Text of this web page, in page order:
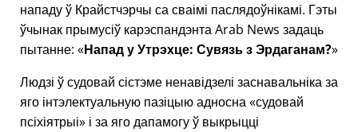
нападу ў Крайстчэрчы са сваімі паслядоўнікамі. Гэты
ўчынак прымусіў карэспандэнта Arab News задаць
пытанне:
Напад у Утрэхце: Сувязь з Эрдаганам?
Людзі ў судовай сістэме ненавідзелі заснавальніка за
яго інтэлектуальную пазіцыю адносна судовай
псіхіятрыі
і за яго дапамогу ў выкрыцці